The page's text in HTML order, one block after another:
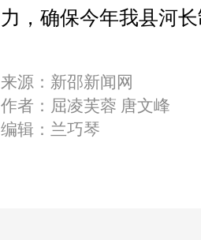
力，确保今年我县河
来源：新邵新闻网
作者：屈凌芙蓉 唐文峰
编辑：兰巧琴